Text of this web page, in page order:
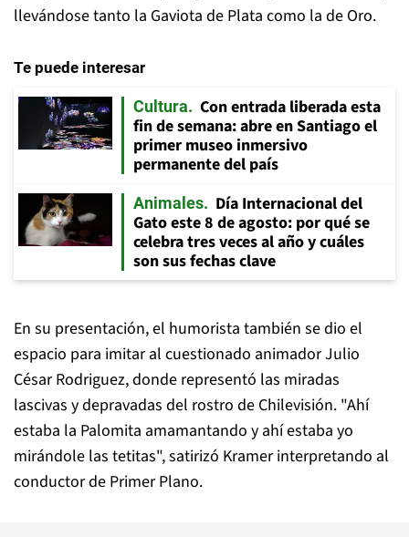
llevándose tanto la Gaviota de Plata como la de Oro.
Te puede interesar
Cultura
Con entrada liberada esta
fin de semana: abre en Santiago el
primer museo inmersivo
permanente del país
Animales
Día Internacional del
Gato este 8 de agosto: por qué se
celebra tres veces al año y cuáles
son sus fechas clave
En su presentación, el humorista también se dio el
espacio para imitar al cuestionado animador Julio
César Rodriguez, donde representó las miradas
lascivas y depravadas del rostro de Chilevisión. "Ahí
estaba la Palomita amamantando y ahí estaba yo
mirándole las tetitas", satirizó Kramer interpretando al
conductor de Primer Plano.